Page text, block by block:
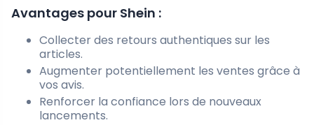
Avantages pour Shein :
Collecter des retours authentiques sur les
articles.
Augmenter potentiellement les ventes grâce à
vos avis.
Renforcer la confiance lors de nouveaux
lancements.